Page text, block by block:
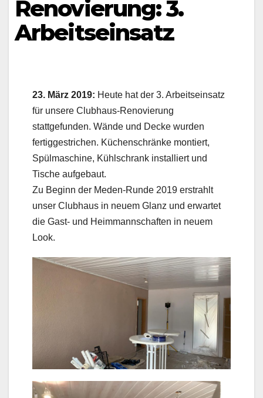
Renovierung: 3.
Arbeitseinsatz
23. März 2019: Heute hat der 3. Arbeitseinsatz
für unsere Clubhaus-Renovierung
stattgefunden. Wände und Decke wurden
fertiggestrichen. Küchenschränke montiert,
Spülmaschine, Kühlschrank installiert und
Tische aufgebaut.
Zu Beginn der Meden-Runde 2019 erstrahlt
unser Clubhaus in neuem Glanz und erwartet
die Gast- und Heimmannschaften in neuem
Look.